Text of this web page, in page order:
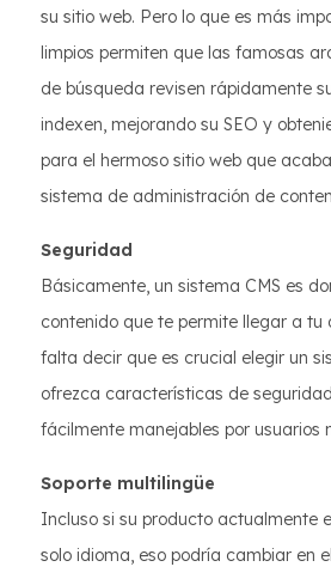
su sitio web. Pero lo que es más
limpios permiten que las famosas
de búsqueda revisen rápidamente
indexen, mejorando su SEO y
para el hermoso sitio web que
sistema de administración de
Seguridad
Básicamente, un sistema CMS es
contenido que te permite llegar a tu
falta decir que es crucial elegir un
ofrezca características de
fácilmente manejables por usuarios
Soporte multilingüe
Incluso si su producto actualmente
solo idioma, eso podría cambiar en